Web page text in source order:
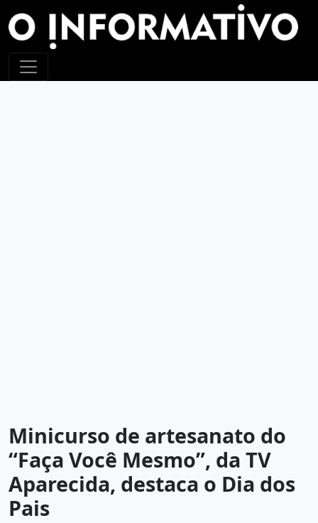
Minicurso de artesanato do
“Faça Você Mesmo”, da TV
Aparecida, destaca o Dia dos
Pais